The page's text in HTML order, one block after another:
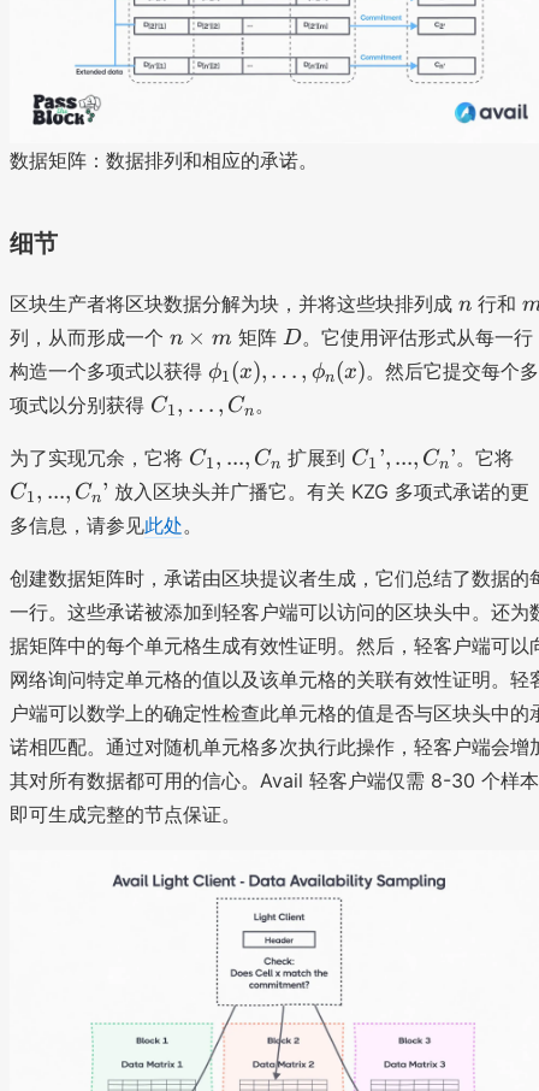
数据矩阵：数据排列和相应的承诺。
细节
区块生产者将区块数据分解为块，并将这些块排列成 n
n 行和
列，从而形成一个 n
\
ti
m
es
m
n × m矩阵 D
D。它使用评估形式从每一行
构造一个多项式以获得 \
h
_
1
)
,
\
d
o
t
s
,
\
i
_
n
(
x
)
ϕ1(x), … , ϕn(x)。然后它提交每个多
项式以分别获得 C
1
,
\
d
ts
,
C
_
n
C1, … , Cn 。
为了实现冗余，它将 C
_
1
..
,
C
_
n
C1, ..., Cn 扩展到 C
_
..
.,
C
_
n
’
C1 ’, ..., Cn’。它将
_
1
..
,
C
_
n
’
C1, ..., Cn’ 放入区块头并广播它。有关 KZG 多项式承诺的更
多信息，请参见此处。
创建数据矩阵时，承诺由区块提议者生成，它们总结了数据的
一行。这些承诺被添加到轻客户端可以访问的区块头中。还为
据矩阵中的每个单元格生成有效性证明。然后，轻客户端可以
网络询问特定单元格的值以及该单元格的关联有效性证明。轻
户端可以数学上的确定性检查此单元格的值是否与区块头中的
诺相匹配。通过对随机单元格多次执行此操作，轻客户端会增
其对所有数据都可用的信心。Avail 轻客户端仅需 8-30 个样本
即可生成完整的节点保证。